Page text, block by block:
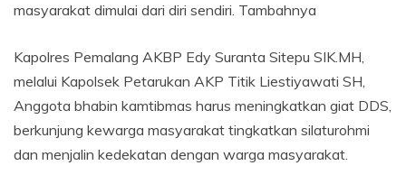
masyarakat dimulai dari diri sendiri. Tambahnya
Kapolres Pemalang AKBP Edy Suranta Sitepu SIK.MH,
melalui Kapolsek Petarukan AKP Titik Liestiyawati SH,
Anggota bhabin kamtibmas harus meningkatkan giat DDS,
berkunjung kewarga masyarakat tingkatkan silaturohmi
dan menjalin kedekatan dengan warga masyarakat.